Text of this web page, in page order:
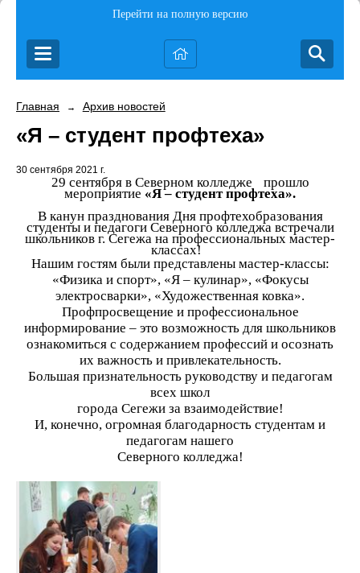
Перейти на полную версию
Главная → Архив новостей
«Я – студент профтеха»
30 сентября 2021 г.
29 сентября в Северном колледже прошло
мероприятие «Я – студент профтеха».
В канун празднования Дня профтехобразования
студенты и педагоги Северного колледжа встречали
школьников г. Сегежа на профессиональных мастер-
классах!
Нашим гостям были представлены мастер-классы:
«Физика и спорт», «Я – кулинар», «Фокусы
электросварки», «Художественная ковка».
Профпросвещение и профессиональное
информирование – это возможность для школьников
ознакомиться с содержанием профессий и осознать
их важность и привлекательность.
Большая признательность руководству и педагогам
всех школ
города Сегежи за взаимодействие!
И, конечно, огромная благодарность студентам и
педагогам нашего
Северного колледжа!